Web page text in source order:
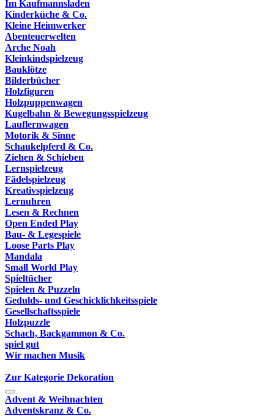
Im Kaufmannsladen
Kinderküche & Co.
Kleine Heimwerker
Abenteuerwelten
Arche Noah
Kleinkindspielzeug
Bauklötze
Bilderbücher
Holzfiguren
Holzpuppenwagen
Kugelbahn & Bewegungsspielzeug
Lauflernwagen
Motorik & Sinne
Schaukelpferd & Co.
Ziehen & Schieben
Lernspielzeug
Fädelspielzeug
Kreativspielzeug
Lernuhren
Lesen & Rechnen
Open Ended Play
Bau- & Legespiele
Loose Parts Play
Mandala
Small World Play
Spieltücher
Spielen & Puzzeln
Gedulds- und Geschicklichkeitsspiele
Gesellschaftsspiele
Holzpuzzle
Schach, Backgammon & Co.
spiel gut
Wir machen Musik
Zur Kategorie Dekoration
Advent & Weihnachten
Adventskranz & Co.